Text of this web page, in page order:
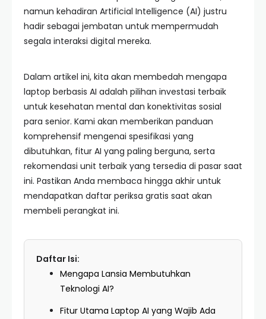
namun kehadiran Artificial Intelligence (AI) justru
hadir sebagai jembatan untuk mempermudah
segala interaksi digital mereka.
Dalam artikel ini, kita akan membedah mengapa
laptop berbasis AI adalah pilihan investasi terbaik
untuk kesehatan mental dan konektivitas sosial
para senior. Kami akan memberikan panduan
komprehensif mengenai spesifikasi yang
dibutuhkan, fitur AI yang paling berguna, serta
rekomendasi unit terbaik yang tersedia di pasar saat
ini. Pastikan Anda membaca hingga akhir untuk
mendapatkan daftar periksa gratis saat akan
membeli perangkat ini.
Daftar Isi:
Mengapa Lansia Membutuhkan
Teknologi AI?
Fitur Utama Laptop AI yang Wajib Ada